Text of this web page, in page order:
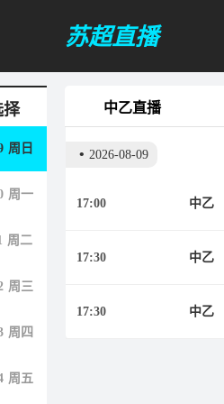
苏超直播
中乙直播
择
周日
周一
周二
周三
周四
周五
• 2026-08-09
17:00 中乙
17:30 中乙
17:30 中乙